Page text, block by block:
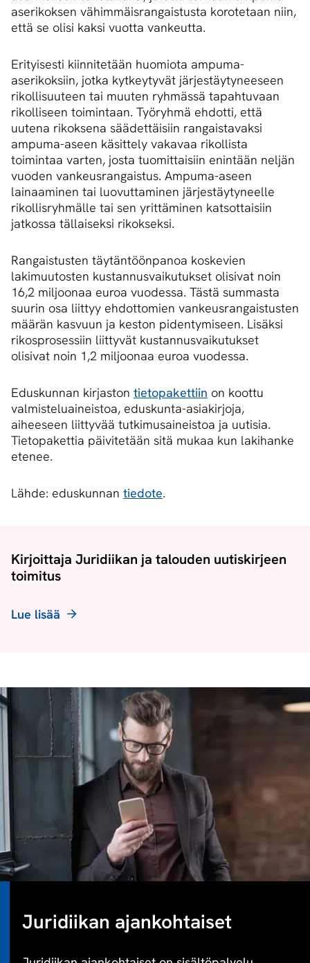
aserikoksen vähimmäisrangaistusta korotetaan niin,
että se olisi kaksi vuotta vankeutta.
Erityisesti kiinnitetään huomiota ampuma-
aserikoksiin, jotka kytkeytyvät järjestäytyneeseen
rikollisuuteen tai muuten ryhmässä tapahtuvaan
rikolliseen toimintaan. Työryhmä ehdotti, että
uutena rikoksena säädettäisiin rangaistavaksi
ampuma-aseen käsittely vakavaa rikollista
toimintaa varten, josta tuomittaisiin enintään neljän
vuoden vankeusrangaistus. Ampuma-aseen
lainaaminen tai luovuttaminen järjestäytyneelle
rikollisryhmälle tai sen yrittäminen katsottaisiin
jatkossa tällaiseksi rikokseksi.
Rangaistusten täytäntöönpanoa koskevien
lakimuutosten kustannusvaikutukset olisivat noin
16,2 miljoonaa euroa vuodessa. Tästä summasta
suurin osa liittyy ehdottomien vankeusrangaistusten
määrän kasvuun ja keston pidentymiseen. Lisäksi
rikosprosessiin liittyvät kustannusvaikutukset
olisivat noin 1,2 miljoonaa euroa vuodessa.
Eduskunnan kirjaston tietopakettiin on koottu
valmisteluaineistoa, eduskunta-asiakirjoja,
aiheeseen liittyvää tutkimusaineistoa ja uutisia.
Tietopakettia päivitetään sitä mukaa kun lakihanke
etenee.
Lähde: eduskunnan tiedote.
Kirjoittaja Juridiikan ja talouden uutiskirjeen
toimitus
Lue lisää
Juridiikan ajankohtaiset